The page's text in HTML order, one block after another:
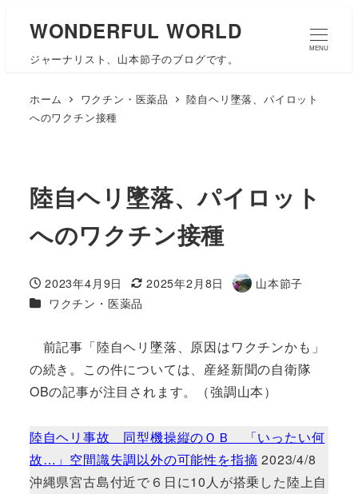
WONDERFUL WORLD
ジャーナリスト、山本節子のブログです。
MENU
ホーム ワクチン・医薬品
陸自ヘリ墜落、パイロット
へのワクチン接種
陸自ヘリ墜落、パイロット
へのワクチン接種
投稿日
2023年4月9日
更新日
2025年2月8日
著
山本節子
カテゴリー
ワクチン・医薬品
前記事「陸自ヘリ墜落、原因はワクチンかも」
の続き。この件については、産経新聞の自衛隊
OBの記事が注目されます。（強調山本）
陸自ヘリ事故 同型機操縦のＯＢ 「いったい何
故…」空間識失調以外の可能性を指摘 2023/4/8
沖縄県宮古島付近で６日に10人が搭乗した陸上自